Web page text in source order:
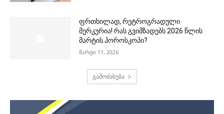
ფრთხილად, რეტროგრადული
მერკურია! რას გვიმზადებს 2026 წლის
მარტის ჰოროსკოპი?
მარტი 11, 2026
გამოძახება